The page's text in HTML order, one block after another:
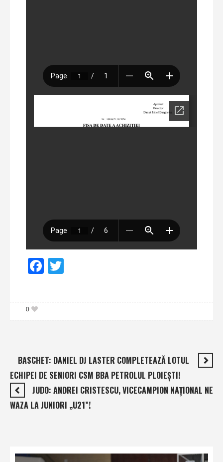
Facebook
0
BASCHET: DANIEL DJ LASTER COMPLETEAZĂ LOTUL
ECHIPEI DE SENIORI CSM BBA PETROLUL PLOIEŞTI!
JUDO: ANDREI CRISTESCU, VICECAMPION NAŢIONAL NE
WAZA LA JUNIORI „U21”!